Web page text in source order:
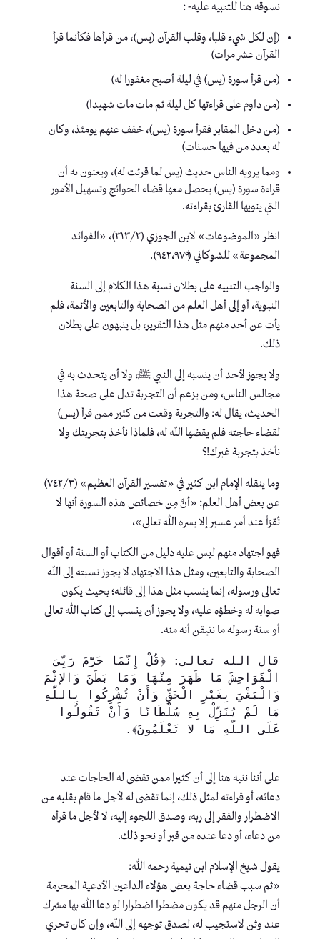
نسوقه هنا للتنبيه عليه- :
(إن لكل شيء قلبا، وقلب القرآن (يس)، من قرأها فكأنما قرأ
القرآن عشر مرات)
(من قرأ سورة (يس) في ليلة أصبح مغفورا له)
(من داوم على قراءتها كل ليلة ثم مات مات شهيدا)
(من دخل المقابر فقرأ سورة (يس)، خفف عنهم يومئذ، وكان
له بعدد من فيها حسنات)
ومما يرويه الناس حديث (يس لما قرئت له)، ويعنون به أن
قراءة سورة (يس) يحصل معها قضاء الحوائج وتسهيل الأمور
التي ينويها القارئ بقراءته.
انظر «الموضوعات» لابن الجوزي (٢/‏٣١٣)، «الفوائد
المجموعة» للشوكاني (٩٤٢،٩٧٩).
والواجب التنبيه على بطلان نسبة هذا الكلام إلى السنة
النبوية، أو إلى أهل العلم من الصحابة والتابعين والأئمة، فلم
يأت عن أحد منهم مثل هذا التقرير، بل ينبهون على بطلان
ذلك.
ولا يجوز لأحد أن ينسبه إلى النبي ﷺ، ولا أن يتحدث به في
مجالس الناس، ومن يزعم أن التجربة تدل على صحة هذا
الحديث، يقال له: والتجربة وقعت من كثير ممن قرأ (يس)
لقضاء حاجته فلم يقضها الله له، فلماذا نأخذ بتجربتك ولا
نأخذ بتجربة غيرك!؟
وما ينقله الإمام ابن كثير في «تفسير القرآن العظيم» (٣/‏٧٤٢)
عن بعض أهل العلم: «أنَّ مِن خصائص هذه السورة أنها لا
تُقرَأ عند أمر عسير إلا يسره الله تعالى»،
فهو اجتهاد منهم ليس عليه دليل من الكتاب أو السنة أو أقوال
الصحابة والتابعين، ومثل هذا الاجتهاد لا يجوز نسبته إلى الله
تعالى ورسوله، إنما ينسب مثل هذا إلى قائله؛ بحيث يكون
صوابه له وخطؤه عليه، ولا يجوز أن ينسب إلى كتاب الله تعالى
أو سنة رسوله ما نتيقن أنه منه.
قال الله تعالى: ﴿قُلْ إِنَّمَا حَرَّمَ رَبِّيَ
عَلَى اللَّهِ مَا لا تَعْلَمُونَ﴾.
على أننا ننبه هنا إلى أن كثيرا ممن تقضى له الحاجات عند
دعائه، أو قراءته لمثل ذلك، إنما تقضى له لأجل ما قام بقلبه من
الاضطرار والفقر إلى ربه، وصدق اللجوء إليه، لا لأجل ما قرأه
من دعاء، أو دعا عنده من قبر أو نحو ذلك.
يقول شيخ الإسلام ابن تيمية رحمه الله:
«ثم سبب قضاء حاجة بعض هؤلاء الداعين الأدعية المحرمة
أن الرجل منهم قد يكون مضطرا اضطرارا لو دعا الله بها مشرك
عند وثن لاستجيب له، لصدق توجهه إلى الله، وإن كان تحري